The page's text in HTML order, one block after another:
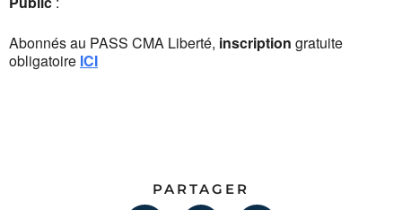
Abonnés au PASS CMA Liberté, inscription gratuite
obligatoire ICI
PARTAGER